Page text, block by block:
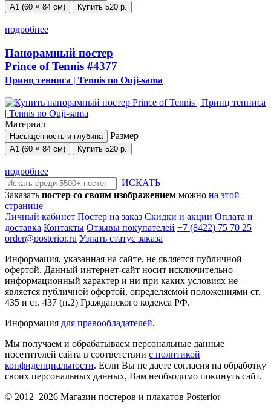
А1 (60 × 84 см) Купить 520 р.
подробнее
Панорамный постер
Prince of Tennis #4377
Принц тенниса | Tennis no Ouji-sama
Материал
Насыщенность и глубина Размер
А1 (60 × 84 см) Купить 520 р.
подробнее
ИСКАТЬ
Заказать постер со своим изображением можно на этой
странице
Личный кабинет Постер на заказ Скидки и акции Оплата и
доставка Контакты Отзывы покупателей +7 (8422) 75 70 25
order@posterior.ru Узнать статус заказа
Информация, указанная на сайте, не является публичной
офертой. Данный интернет-сайт носит исключительно
информационный характер и ни при каких условиях не
является публичной офертой, определяемой положениями ст.
435 и ст. 437 (п.2) Гражданского кодекса РФ.
Информация для правообладателей.
Мы получаем и обрабатываем персональные данные
посетителей сайта в соответствии с политикой
конфиденциальности. Если Вы не даете согласия на обработку
своих персональных данных, Вам необходимо покинуть сайт.
© 2012–2026 Магазин постеров и плакатов Posterior